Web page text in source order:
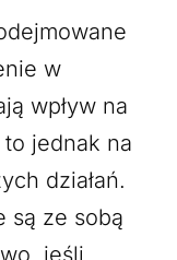
w
wpływ na
to jednak na
działań.
są ze sobą
jeśli